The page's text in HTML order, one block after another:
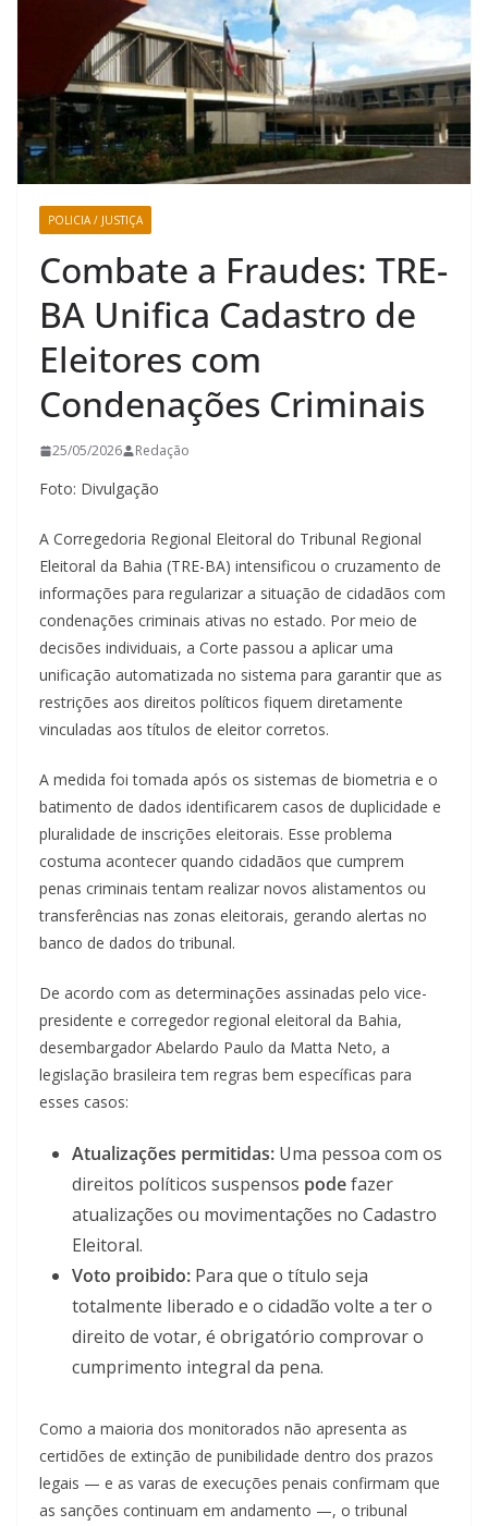
POLICIA / JUSTIÇA
Combate a Fraudes: TRE-
BA Unifica Cadastro de
Eleitores com
Condenações Criminais
25/05/2026 Redação
Foto: Divulgação
A Corregedoria Regional Eleitoral do Tribunal Regional
Eleitoral da Bahia (TRE-BA) intensificou o cruzamento de
informações para regularizar a situação de cidadãos com
condenações criminais ativas no estado. Por meio de
decisões individuais, a Corte passou a aplicar uma
unificação automatizada no sistema para garantir que as
restrições aos direitos políticos fiquem diretamente
vinculadas aos títulos de eleitor corretos.
A medida foi tomada após os sistemas de biometria e o
batimento de dados identificarem casos de duplicidade e
pluralidade de inscrições eleitorais. Esse problema
costuma acontecer quando cidadãos que cumprem
penas criminais tentam realizar novos alistamentos ou
transferências nas zonas eleitorais, gerando alertas no
banco de dados do tribunal.
De acordo com as determinações assinadas pelo vice-
presidente e corregedor regional eleitoral da Bahia,
desembargador Abelardo Paulo da Matta Neto, a
legislação brasileira tem regras bem específicas para
esses casos:
Atualizações permitidas: Uma pessoa com os
direitos políticos suspensos podefazer
atualizações ou movimentações no Cadastro
Eleitoral.
Voto proibido: Para que o título seja
totalmente liberado e o cidadão volte a ter o
direito de votar, é obrigatório comprovar o
cumprimento integral da pena.
Como a maioria dos monitorados não apresenta as
certidões de extinção de punibilidade dentro dos prazos
legais — e as varas de execuções penais confirmam que
as sanções continuam em andamento —, o tribunal